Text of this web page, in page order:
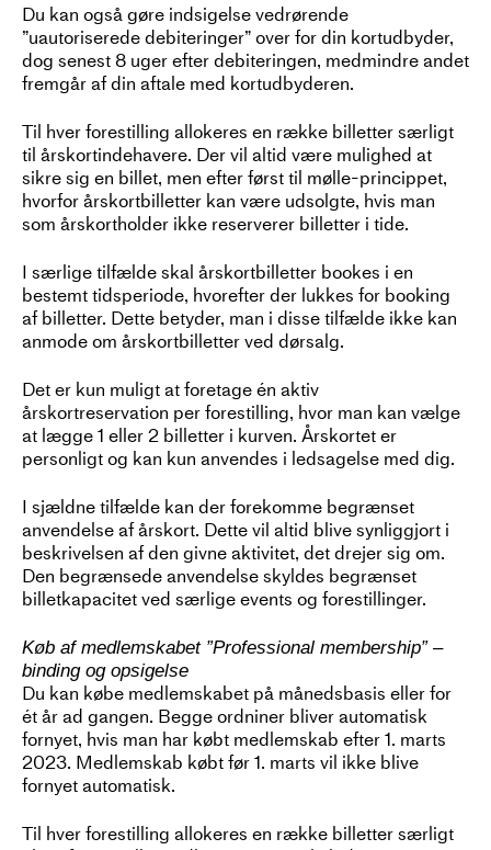
Du kan også gøre indsigelse vedrørende
”uautoriserede debiteringer” over for din kortudbyder,
dog senest 8 uger efter debiteringen, medmindre andet
fremgår af din aftale med kortudbyderen.
Til hver forestilling allokeres en række billetter særligt
til årskortindehavere. Der vil altid være mulighed at
sikre sig en billet, men efter først til mølle-princippet,
hvorfor årskortbilletter kan være udsolgte, hvis man
som årskortholder ikke reserverer billetter i tide.
I særlige tilfælde skal årskortbilletter bookes i en
bestemt tidsperiode, hvorefter der lukkes for booking
af billetter. Dette betyder, man i disse tilfælde ikke kan
anmode om årskortbilletter ved dørsalg.
Det er kun muligt at foretage én aktiv
årskortreservation per forestilling, hvor man kan vælge
at lægge 1 eller 2 billetter i kurven. Årskortet er
personligt og kan kun anvendes i ledsagelse med dig.
I sjældne tilfælde kan der forekomme begrænset
anvendelse af årskort. Dette vil altid blive synliggjort i
beskrivelsen af den givne aktivitet, det drejer sig om.
Den begrænsede anvendelse skyldes begrænset
billetkapacitet ved særlige events og forestillinger.
Køb af medlemskabet ”Professional membership” –
binding og opsigelse
Du kan købe medlemskabet på månedsbasis eller for
ét år ad gangen. Begge ordniner bliver automatisk
fornyet, hvis man har købt medlemskab efter 1. marts
2023. Medlemskab købt før 1. marts vil ikke blive
fornyet automatisk.
Til hver forestilling allokeres en række billetter særligt